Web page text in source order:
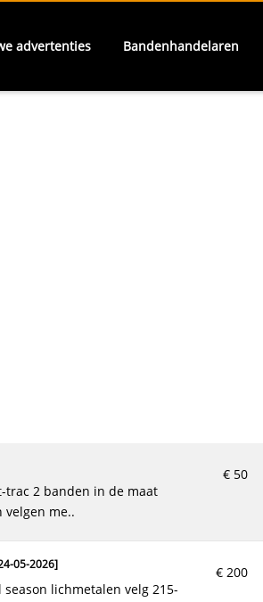
advertenties Bandenhandelaren
€ 50
velgen me..
€ 200
05-2026]